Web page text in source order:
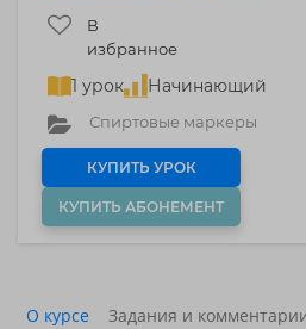
В
избранное
Спиртовые маркеры
1 урок Начинающий
КУПИТЬ УРОК
КУПИТЬ АБОНЕМЕНТ
О курсе Задания и